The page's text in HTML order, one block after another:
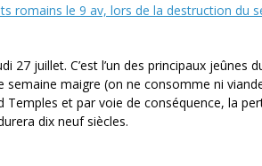
romains le 9 av, lors de la destruction du
27 juillet. C’est l’un des principaux jeûnes
maigre (on ne consomme ni
et par voie de conséquence, la
dix neuf siècles.